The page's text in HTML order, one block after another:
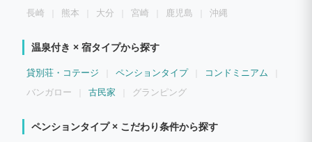
長崎
熊本 大分 宮崎 鹿児島 沖縄
温泉付き × 宿タイプから探す
貸別荘・コテージ ペンションタイプ
コンドミニアム
バンガロー
古民家 グランピング
ペンションタイプ × こだわり条件から探す